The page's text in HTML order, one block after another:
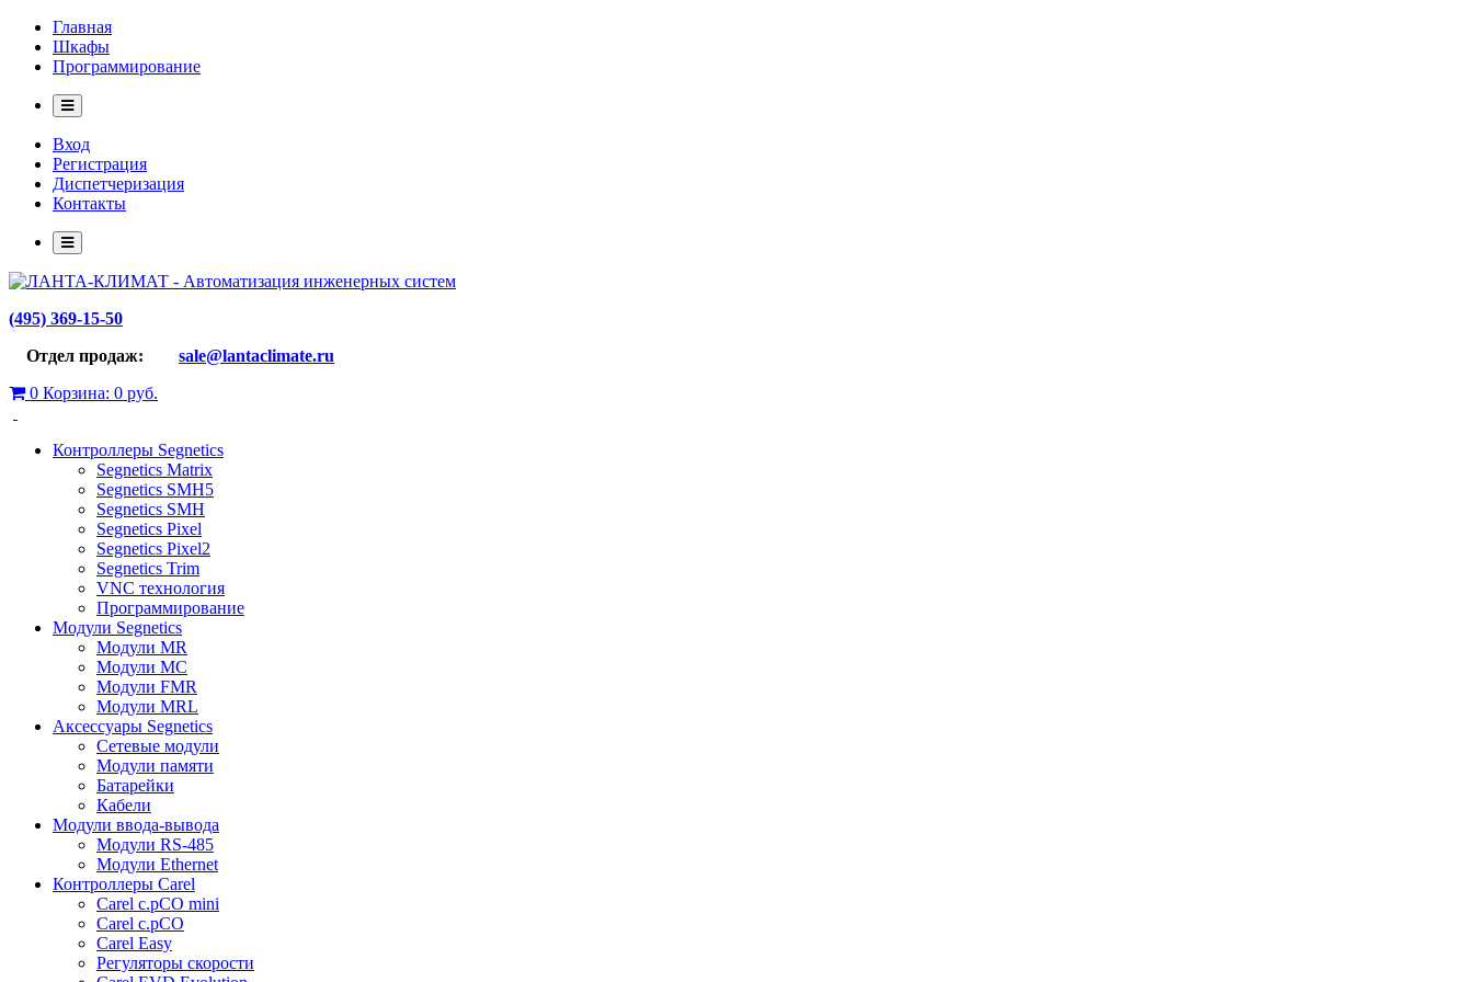
Главная
Шкафы
Программирование
Вход
Регистрация
Диспетчеризация
Контакты
(495) 369-15-50
Отдел продаж: sale@lantaclimate.ru
0 Корзина: 0 руб.
Контроллеры Segnetics
Segnetics Matrix
Segnetics SMH5
Segnetics SMH
Segnetics Pixel
Segnetics Pixel2
Segnetics Trim
VNC технология
Программирование
Модули Segnetics
Модули MR
Модули MC
Модули FMR
Модули MRL
Аксессуары Segnetics
Сетевые модули
Модули памяти
Батарейки
Кабели
Модули ввода-вывода
Модули RS-485
Модули Ethernet
Контроллеры Carel
Carel c.pCO mini
Carel c.pCO
Carel Easy
Регуляторы скорости